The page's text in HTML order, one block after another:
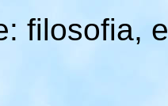
filosofia,